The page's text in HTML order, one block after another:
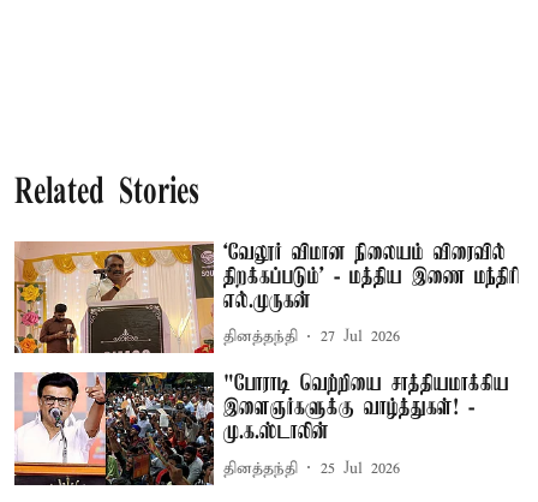
Related Stories
‘வேலூர் விமான நிலையம் விரைவில்
திறக்கப்படும்’ - மத்திய இணை மந்திரி
எல்.முருகன்
தினத்தந்தி 27 Jul 2026
"போராடி வெற்றியை சாத்தியமாக்கிய
இளைஞர்களுக்கு வாழ்த்துகள்! ­
மு.க.ஸ்டாலின்
தினத்தந்தி 25 Jul 2026